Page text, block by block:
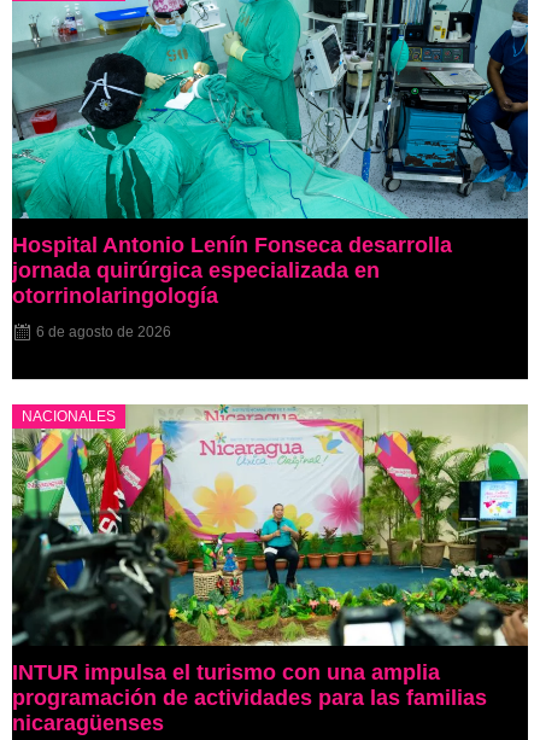
Hospital Antonio Lenín Fonseca desarrolla
jornada quirúrgica especializada en
otorrinolaringología
6 de agosto de 2026
NACIONALES
INTUR impulsa el turismo con una amplia
programación de actividades para las familias
nicaragüenses